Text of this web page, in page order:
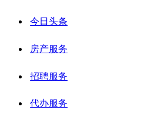
今日头条
房产服务
招聘服务
代办服务